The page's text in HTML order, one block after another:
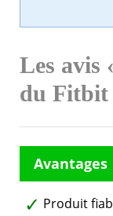
Les avis
du Fitbit
Produit